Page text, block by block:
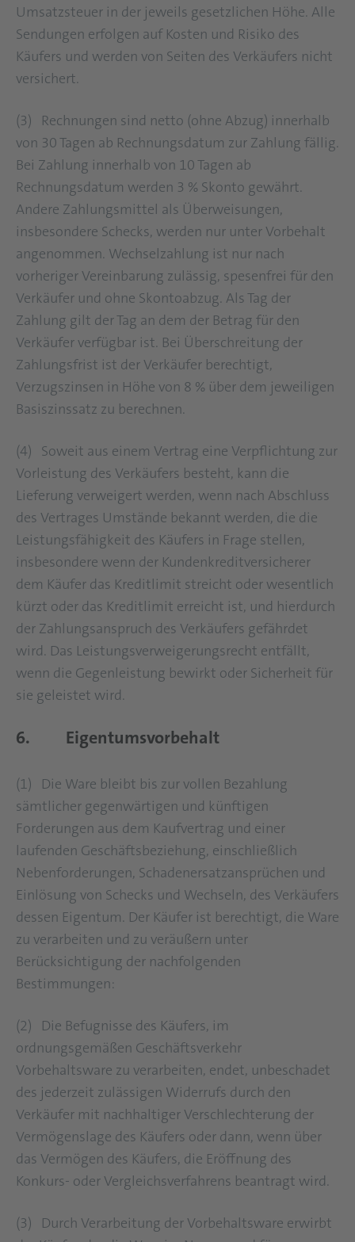
Umsatzsteuer in der jeweils gesetzlichen Höhe. Alle
Sendungen erfolgen auf Kosten und Risiko des
Käufers und werden von Seiten des Verkäufers nicht
versichert.
(3) Rechnungen sind netto (ohne Abzug) innerhalb
von 30 Tagen ab Rechnungsdatum zur Zahlung fällig.
Bei Zahlung innerhalb von 10 Tagen ab
Rechnungsdatum werden 3 % Skonto gewährt.
Andere Zahlungsmittel als Überweisungen,
insbesondere Schecks, werden nur unter Vorbehalt
angenommen. Wechselzahlung ist nur nach
vorheriger Vereinbarung zulässig, spesenfrei für den
Verkäufer und ohne Skontoabzug. Als Tag der
Zahlung gilt der Tag an dem der Betrag für den
Verkäufer verfügbar ist. Bei Überschreitung der
Zahlungsfrist ist der Verkäufer berechtigt,
Verzugszinsen in Höhe von 8 % über dem jeweiligen
Basiszinssatz zu berechnen.
(4) Soweit aus einem Vertrag eine Verpflichtung zur
Vorleistung des Verkäufers besteht, kann die
Lieferung verweigert werden, wenn nach Abschluss
des Vertrages Umstände bekannt werden, die die
Leistungsfähigkeit des Käufers in Frage stellen,
insbesondere wenn der Kundenkreditversicherer
dem Käufer das Kreditlimit streicht oder wesentlich
kürzt oder das Kreditlimit erreicht ist, und hierdurch
der Zahlungsanspruch des Verkäufers gefährdet
wird. Das Leistungsverweigerungsrecht entfällt,
wenn die Gegenleistung bewirkt oder Sicherheit für
sie geleistet wird.
6. Eigentumsvorbehalt
(1) Die Ware bleibt bis zur vollen Bezahlung
sämtlicher gegenwärtigen und künftigen
Forderungen aus dem Kaufvertrag und einer
laufenden Geschäftsbeziehung, einschließlich
Nebenforderungen, Schadenersatzansprüchen und
Einlösung von Schecks und Wechseln, des Verkäufers
dessen Eigentum. Der Käufer ist berechtigt, die Ware
zu verarbeiten und zu veräußern unter
Berücksichtigung der nachfolgenden
Bestimmungen:
(2) Die Befugnisse des Käufers, im
ordnungsgemäßen Geschäftsverkehr
Vorbehaltsware zu verarbeiten, endet, unbeschadet
des jederzeit zulässigen Widerrufs durch den
Verkäufer mit nachhaltiger Verschlechterung der
Vermögenslage des Käufers oder dann, wenn über
das Vermögen des Käufers, die Eröffnung des
Konkurs- oder Vergleichsverfahrens beantragt wird.
(3) Durch Verarbeitung der Vorbehaltsware erwirbt